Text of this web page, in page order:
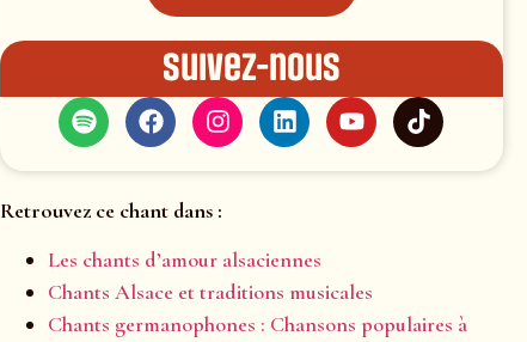
Suivez-nous
Retrouvez ce chant dans :
Les chants d’amour alsaciennes
Chants Alsace et traditions musicales
Chants germanophones : Chansons populaires à